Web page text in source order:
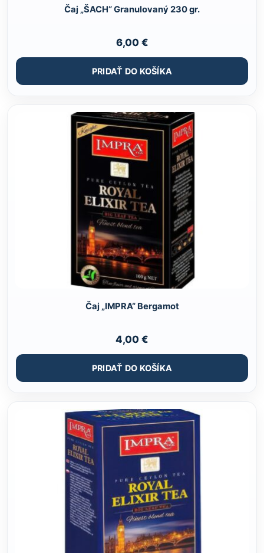
Čaj „ŠACH“ Granulovaný 230 gr.
6,00 €
PRIDAŤ DO KOŠÍKA
Čaj „IMPRA“ Bergamot
4,00 €
PRIDAŤ DO KOŠÍKA